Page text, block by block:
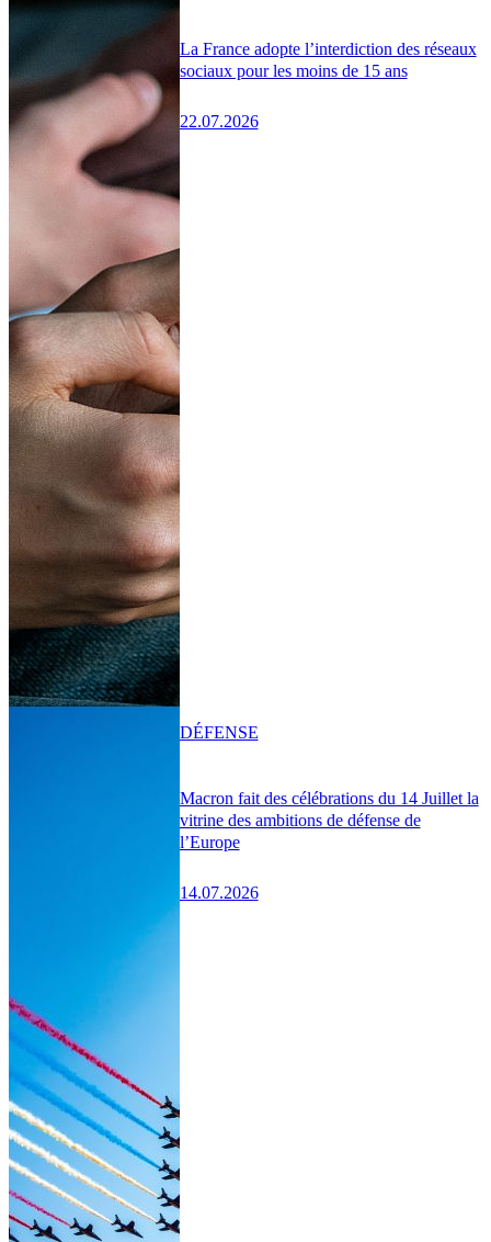
La France adopte l’interdiction des réseaux
sociaux pour les moins de 15 ans
22.07.2026
Macron fait des célébrations du 14 Juillet la
vitrine des ambitions de défense de
l’Europe
14.07.2026
DÉFENSE